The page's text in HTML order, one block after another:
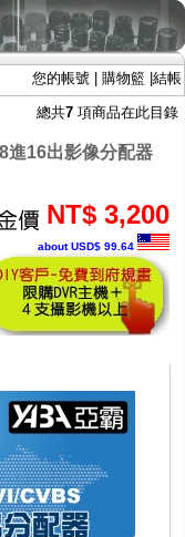
您的帳號 購物籃 結帳
總共7 項商品在此目錄
進16出影像分配器
NT$ 3,200
about USD$ 99.64